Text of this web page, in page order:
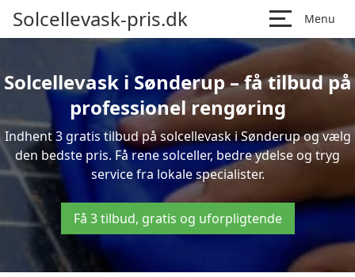
Solcellevask-pris.dk Menu
Solcellevask i Sønderup – få tilbud på
professionel rengøring
Indhent 3 gratis tilbud på solcellevask i Sønderup og vælg
den bedste pris. Få rene solceller, bedre ydelse og tryg
service fra lokale specialister.
Få 3 tilbud, gratis og uforpligtende